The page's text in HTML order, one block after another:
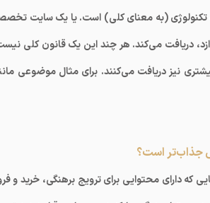
تکنولوژی (به معنای کلی) است. یا یک سایت
دریافت می‌کند. هر چند این یک قانون کلی
نیز دریافت می‌کنند. برای مثال موضوعی
جذاب‌تر است؟
که دارای محتوایی برای ترویج برهنگی، خرید